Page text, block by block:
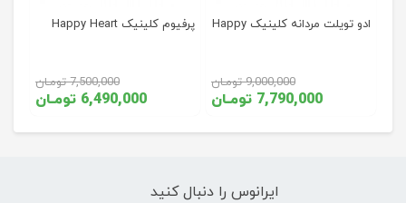
پرفیوم کلینیک Happy Heart
6,490,000 تومـان
7,500,000 تومـان
ادو تویلت مردانه کلینیک Happy
7,790,000 تومـان
9,000,000 تومـان
ایرانوس را دنبال کنید